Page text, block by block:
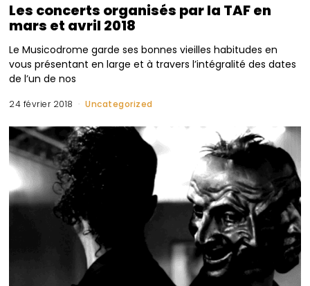
Les concerts organisés par la TAF en
mars et avril 2018
Le Musicodrome garde ses bonnes vieilles habitudes en
vous présentant en large et à travers l’intégralité des dates
de l’un de nos
24 février 2018 Uncategorized